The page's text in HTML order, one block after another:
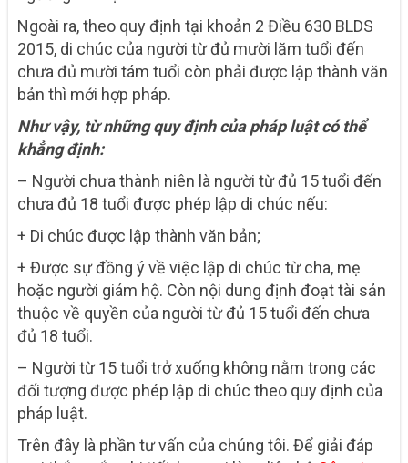
Ngoài ra, theo quy định tại khoản 2 Điều 630 BLDS
2015, di chúc của người từ đủ mười lăm tuổi đến
chưa đủ mười tám tuổi còn phải được lập thành văn
bản thì mới hợp pháp.
Như vậy, từ những quy định của pháp luật có thể
khẳng định:
– Người chưa thành niên là người từ đủ 15 tuổi đến
chưa đủ 18 tuổi được phép lập di chúc nếu:
+ Di chúc được lập thành văn bản;
+ Được sự đồng ý về việc lập di chúc từ cha, mẹ
hoặc người giám hộ. Còn nội dung định đoạt tài sản
thuộc về quyền của người từ đủ 15 tuổi đến chưa
đủ 18 tuổi.
– Người từ 15 tuổi trở xuống không nằm trong các
đối tượng được phép lập di chúc theo quy định của
pháp luật.
Trên đây là phần tư vấn của chúng tôi. Để giải đáp